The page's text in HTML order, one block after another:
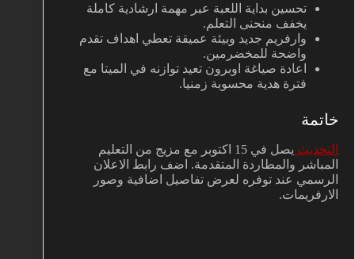
تحسين بداية اللعبة عبر مهمة ارشادية كاملة
يخفف منحنى التعلم.
وارفريم جديد وبيئة عميقة تعطي اهداف تقدم
واضحة للمخضرمين.
اعادة صياغة اوبرون تعيد توازنه في الميتا مع
فترة هدية محسوبة زمنيا.
خاتمة
التحديث
يصل في 15 اكتوبر مع مزيج من التعليم
المباشر والمطاردة المتقدمة. اضف رابط الاعلان
الرسمي عند توفره لعرض تفاصيل اضافية وصور
الارفريمات.